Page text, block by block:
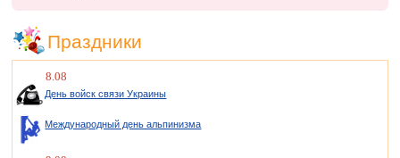
Праздники
8.08
День войск связи Украины
Международный день альпинизма